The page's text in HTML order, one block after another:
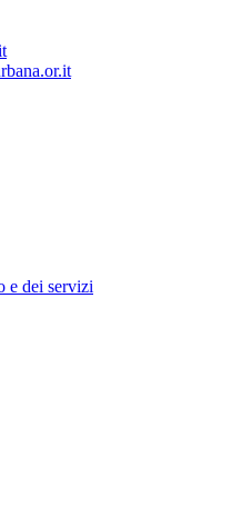
e dei servizi